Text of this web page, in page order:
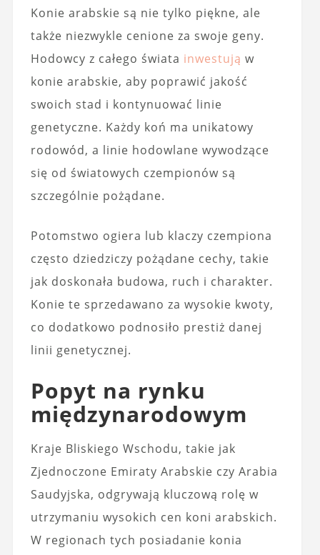
Konie arabskie są nie tylko piękne, ale
także niezwykle cenione za swoje geny.
Hodowcy z całego świata inwestują w
konie arabskie, aby poprawić jakość
swoich stad i kontynuować linie
genetyczne. Każdy koń ma unikatowy
rodowód, a linie hodowlane wywodzące
się od światowych czempionów są
szczególnie pożądane.
Potomstwo ogiera lub klaczy czempiona
często dziedziczy pożądane cechy, takie
jak doskonała budowa, ruch i charakter.
Konie te sprzedawano za wysokie kwoty,
co dodatkowo podnosiło prestiż danej
linii genetycznej.
Popyt na rynku
międzynarodowym
Kraje Bliskiego Wschodu, takie jak
Zjednoczone Emiraty Arabskie czy Arabia
Saudyjska, odgrywają kluczową rolę w
utrzymaniu wysokich cen koni arabskich.
W regionach tych posiadanie konia